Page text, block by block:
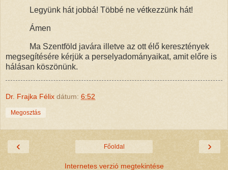
Legyünk hát jobbá! Többé ne vétkezzünk hát!
Ámen
Ma Szentföld javára illetve az ott élő keresztények
megsegítésére kérjük a perselyadományaikat, amit előre is
hálásan köszönünk.
Dr. Frajka Félix dátum: 6:52
Megosztás
‹ ›
Főoldal
Internetes verzió megtekintése